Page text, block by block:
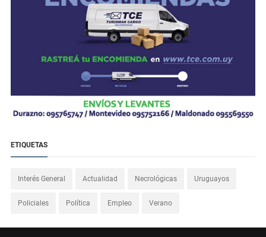
ETIQUETAS
Interés General Actualidad Necrológicas Uruguayos
Policiales Política Empleo Verano